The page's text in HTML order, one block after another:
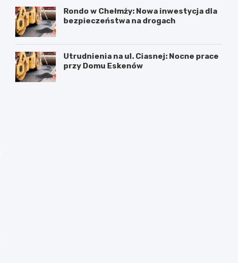
Rondo w Chełmży: Nowa inwestycja dla
bezpieczeństwa na drogach
Utrudnienia na ul. Ciasnej: Nocne prace
przy Domu Eskenów